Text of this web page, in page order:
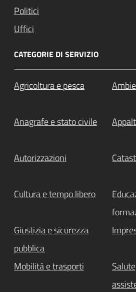
Politici
Uffici
CATEGORIE DI SERVIZIO
Agricoltura e pesca
Anagrafe e stato civile
Autorizzazioni
Cultura e tempo libero
Giustizia e sicurezza
pubblica
Mobilità e trasporti